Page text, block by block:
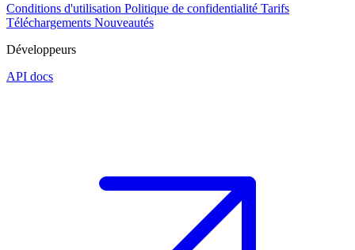
Conditions d'utilisation Politique de confidentialité Tarifs
Téléchargements Nouveautés
Développeurs
API docs